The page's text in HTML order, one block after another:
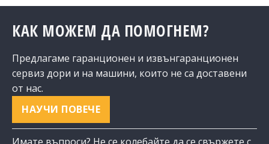
КАК МОЖЕМ ДА ПОМОГНЕМ?
Предлагаме гаранционен и извънгаранционен
сервиз дори и на машини, които не са доставени
от нас.
НАУЧИ ПОВЕЧЕ